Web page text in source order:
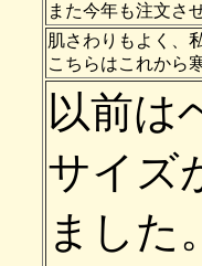
また今年も注文さ
肌さわりもよく、
こちらはこれから
以前は
サイズ
ました。